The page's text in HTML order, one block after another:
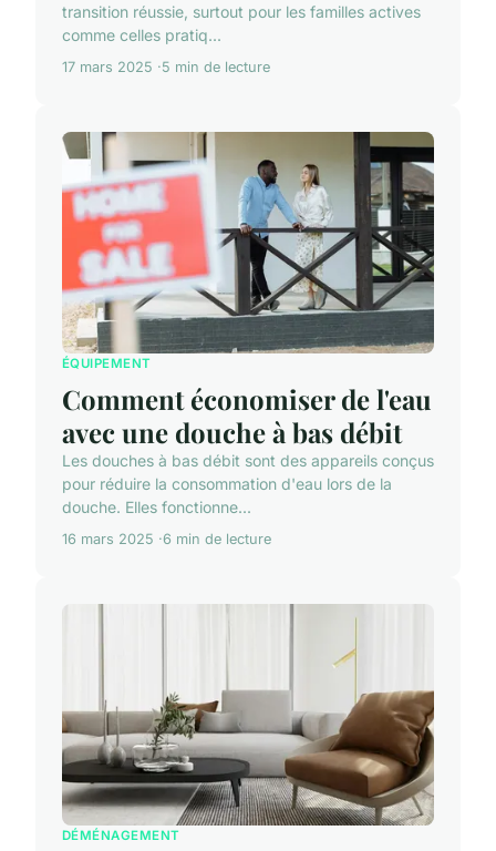
transition réussie, surtout pour les familles actives
comme celles pratiq...
17 mars 2025 5 min de lecture
ÉQUIPEMENT
Comment économiser de l'eau
avec une douche à bas débit
Les douches à bas débit sont des appareils conçus
pour réduire la consommation d'eau lors de la
douche. Elles fonctionne...
16 mars 2025 6 min de lecture
DÉMÉNAGEMENT